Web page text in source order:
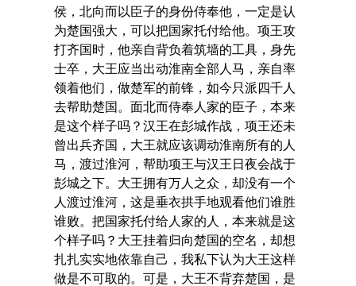
侯，北向而以臣子的身份侍奉他，一定是认
为楚国强大，可以把国家托付给他。项王攻
打齐国时，他亲自背负着筑墙的工具，身先
士卒，大王应当出动淮南全部人马，亲自率
领着他们，做楚军的前锋，如今只派四千人
去帮助楚国。面北而侍奉人家的臣子，本来
是这个样子吗？汉王在彭城作战，项王还未
曾出兵齐国，大王就应该调动淮南所有的人
马，渡过淮河，帮助项王与汉王日夜会战于
彭城之下。大王拥有万人之众，却没有一个
人渡过淮河，这是垂衣拱手地观看他们谁胜
谁败。把国家托付给人家的人，本来就是这
个样子吗？大王挂着归向楚国的空名，却想
扎扎实实地依靠自己，我私下认为大王这样
做是不可取的。可是，大王不背弃楚国，是